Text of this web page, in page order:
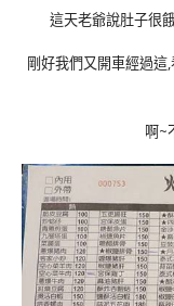
這天老爺說肚子很
剛好我們又開車經過這
啊~